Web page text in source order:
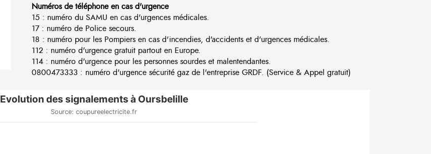
Numéros de téléphone en cas d'urgence
15 : numéro du SAMU en cas d'urgences médicales.
17 : numéro de Police secours.
18 : numéro pour les Pompiers en cas d'incendies, d'accidents et d'urgences médicales.
112 : numéro d'urgence gratuit partout en Europe.
114 : numéro d'urgence pour les personnes sourdes et malentendantes.
0800473333 : numéro d'urgence sécurité gaz de l'entreprise GRDF. (Service & Appel gratuit)
Evolution des signalements à Oursbelille
Source: coupureelectricite.fr